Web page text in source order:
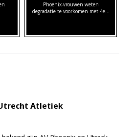
Phoenix-vrouwen weten
degradatie te voorkomen met 4e…
Atletiek